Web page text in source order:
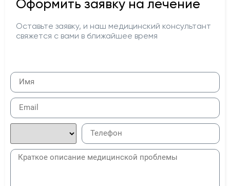
Оформить заявку на лечение
Оставьте заявку, и наш медицинский консультант
свяжется с вами в ближайшее время